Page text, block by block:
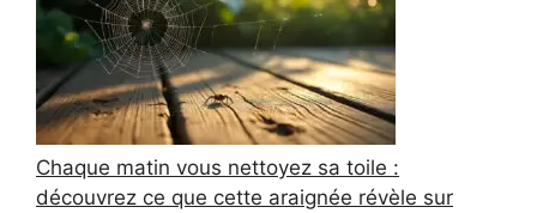
Chaque matin vous nettoyez sa toile :
découvrez ce que cette araignée révèle sur